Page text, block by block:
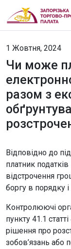
1 Жовтня, 2024
Чи може
разом з
Відповідно до
платник
відстрочення
боргу в порядку
Контролюючі
пункту 41.1
рішення про
зобов’язань або